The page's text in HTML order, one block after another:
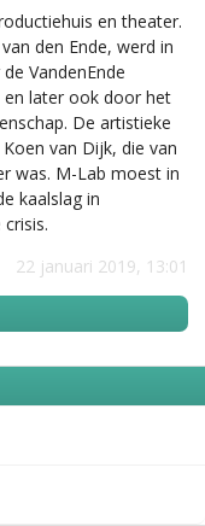
en theater.
den Ende, werd in
VandenEnde
later ook door het
De artistieke
van Dijk, die van
was. M-Lab moest in
kaalslag in
22 januari 2019, 13:01